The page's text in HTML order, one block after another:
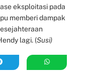
eksploitasi pada
memberi dampak
lagi. (Susi)